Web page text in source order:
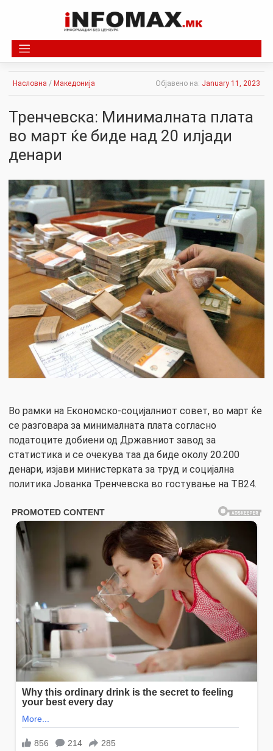
Насловна / Македонија Објавено на: January 11, 2023
Тренчевска: Минималната плата
во март ќе биде над 20 илјади
денари
Во рамки на Економско-социјалниот совет, во март ќе
се разговара за минималната плата согласно
податоците добиени од Државниот завод за
статистика и се очекува таа да биде околу 20.200
денари, изјави министерката за труд и социјална
политика Јованка Тренчевска во гостување на ТВ24.